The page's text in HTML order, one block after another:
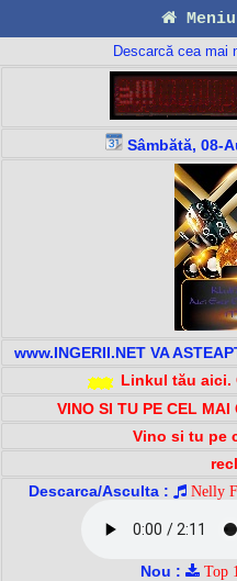
Descarcă cea mai
Sâmbătă, 08-
www.INGERII.NET VA
Linkul tău aici.
VINO SI TU PE CEL
Vino si tu pe
Descarca/Asculta :
Nelly
Nou : Top